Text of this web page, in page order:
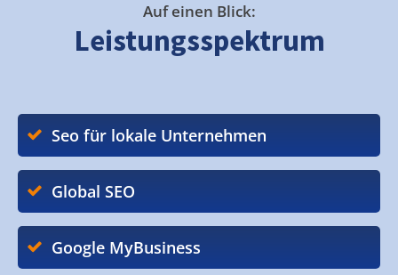
Auf einen Blick:
Leistungsspektrum
Seo für lokale Unternehmen
Global SEO
Google MyBusiness